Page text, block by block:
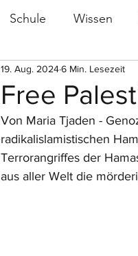
Schule Wissen
Free
19. Aug. 20246 Min. Lesezeit
Von Maria Tjaden -
radikalislamistischen
Terrorangriffes der
aus aller Welt die